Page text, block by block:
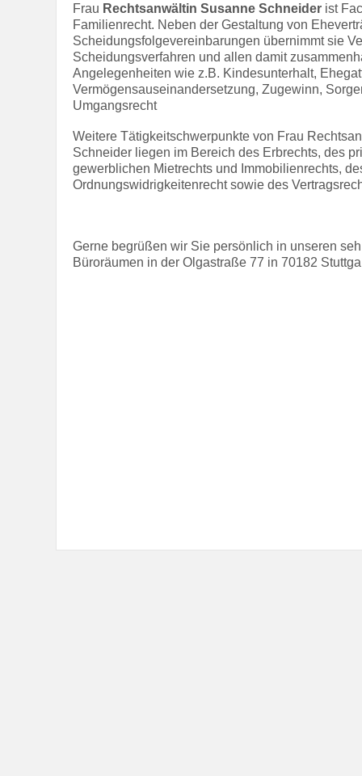
Frau Rechtsanwältin Susanne Schneider ist
Familienrecht. Neben der Gestaltung von
Scheidungsfolgevereinbarungen übernimmt sie
Scheidungsverfahren und allen damit
Angelegenheiten wie z.B. Kindesunterhalt,
Vermögensauseinandersetzung, Zugewinn,
Umgangsrecht
Weitere Tätigkeitschwerpunkte von Frau
Schneider liegen im Bereich des Erbrechts, des
gewerblichen Mietrechts und Immobilienrechts,
Ordnungswidrigkeitenrecht sowie des
Gerne begrüßen wir Sie persönlich in unseren
Büroräumen in der Olgastraße 77 in 70182